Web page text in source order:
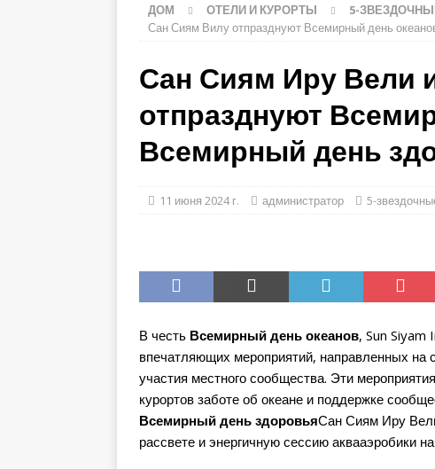
[30 апреля 2026 г.] Курорт
[30 апреля 2026 г.] Отель
системе «все включено».
[29 апреля 2026 г.]
НОВОСТИ ТУРИЗМА
[27 апреля 2026 г.] Отель
ДОМ ОТЕЛИ И КУРОРТЫ 5-
Сан Сиям Вилу отпразднуют Всемирный день
Сан Сиям Иру Вели
отпразднуют
Всемирный день
11 июня 2024 г. администратор 5-
В честь Всемирный день океанов, Sun Siyam
впечатляющих мероприятий, направленных на
участия местного сообщества. Эти
курортов заботе об океане и поддержке
Всемирный день здоровьяСан Сиям Иру
рассвете и энергичную сессию аквааэробики на